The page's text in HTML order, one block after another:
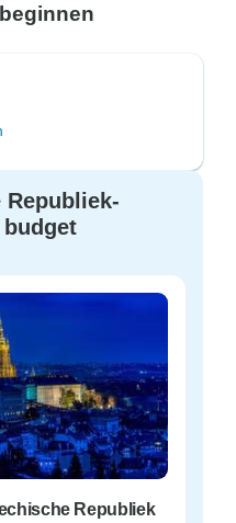
Republiek-
Republiek